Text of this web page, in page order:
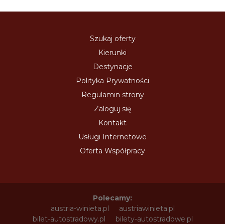
Szukaj oferty
Kierunki
Destynacje
Polityka Prywatności
Regulamin strony
Zaloguj się
Kontakt
Usługi Internetowe
Oferta Współpracy
Polecamy:
austria-winieta.pl
austriawinieta.pl
bilet-autostradowy.pl
bilety-autostradowe.pl